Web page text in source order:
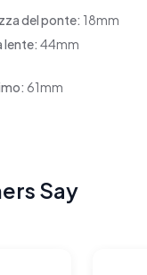
del ponte: 18mm
lente: 44mm
61mm
Say